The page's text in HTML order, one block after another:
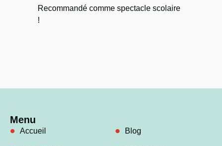
Recommandé comme spectacle scolaire
!
Menu
Accueil Blog